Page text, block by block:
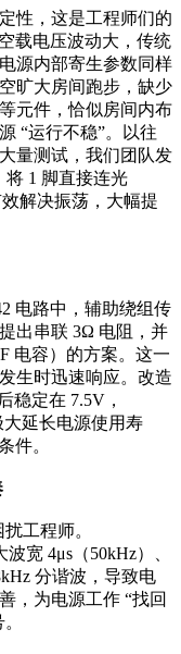
性，这是工程师们的
载电压波动大，传统
源内部寄生参数同样
旷大房间跑步，缺少
元件，恰似房间内布
“运行不稳”。以往
量测试，我们团队发
1 脚直接连光
解决振荡，大幅提
电路中，辅助绕组传
出串联 3Ω 电阻，并
电容）的方案。这一
生时迅速响应。改造
稳定在 7.5V，
延长电源使用寿
件。
工程师。
宽 4μs（50kHz）、
分谐波，导致电
，为电源工作 “找回